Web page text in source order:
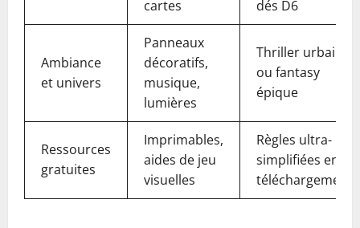
cartes
dés D6
Ambiance
et univers
Panneaux
décoratifs,
musique,
lumières
Thriller urbain
ou fantasy
épique
Ressources
gratuites
Imprimables,
aides de jeu
visuelles
Règles ultra-
simplifiées en
téléchargement